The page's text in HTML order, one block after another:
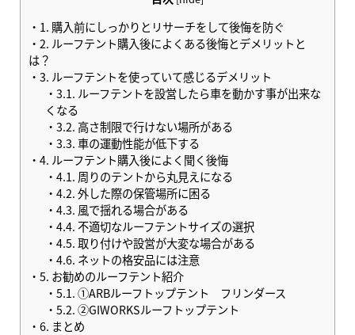
1. 購入前にしっかりとリサーチをして後悔を防ぐ
2. ルーフテント購入後によくある後悔とデメリットと
は？
3. ルーフテントを使っていて感じるデメリット
3.1. ルーフテントを設営したら車を動かす事が出来な
くなる
3.2. 高さ制限で行けない場所がある
3.3.車の運動性能が低下する
4. ルーフテント購入後によく聞く後悔
4.1. 周りのテントから丸見えになる
4.2.外した際の保管場所に困る
4.3. 風で揺れる場合がある
4.4.不適切なルーフテントサイズの選択
4.5.取り付けや設営が大変な場合がある
4.6. ネットの格安品には注意
5. お勧めのルーフテント紹介
5.1.①ARBルーフトップテント フリンダース
5.2.②GIWORKSルーフトップテント
6. まとめ